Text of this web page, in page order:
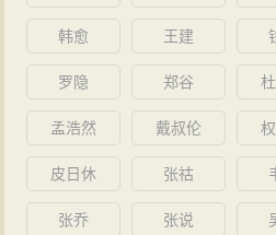
韩愈 王建
罗隐 郑谷
孟浩然 戴叔伦
皮日休 张祜
张乔 张说